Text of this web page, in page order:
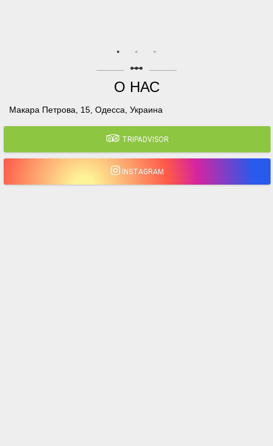
linear_scale
О НАС
Макара Петрова, 15, Одесса, Украина
TRIPADVISOR
INSTAGRAM